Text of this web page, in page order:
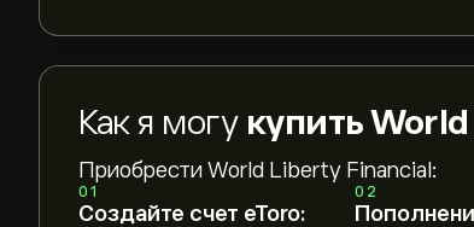
Как я могу купить
Приобрести World Liberty Financial:
01
Создайте счет eToro:
02